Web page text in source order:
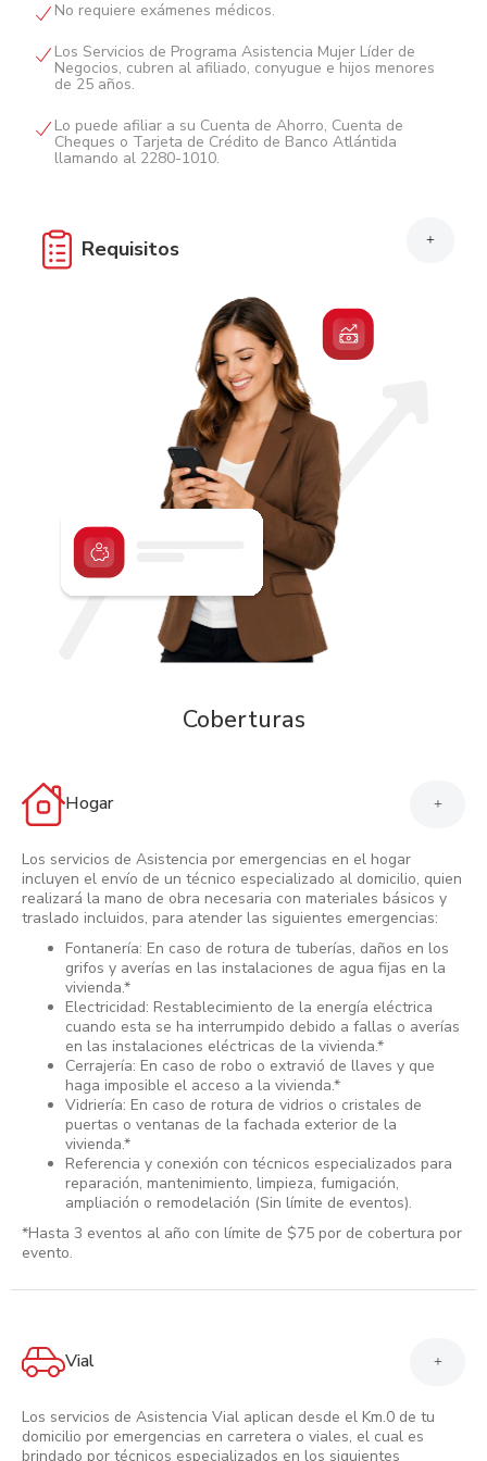
No requiere exámenes médicos.
Los Servicios de Programa Asistencia Mujer Líder de
Negocios, cubren al afiliado, conyugue e hijos menores
de 25 años.
Lo puede afiliar a su Cuenta de Ahorro, Cuenta de
Cheques o Tarjeta de Crédito de Banco Atlántida
llamando al 2280-1010.
Requisitos +
Hondureños: Originales y fotocopias del Documento
Nacional de Identificación (DNI).
Extranjeros: Originales y fotocopias de carnet de
residencia o pasaporte.
Con débito automático de una Cuenta de Ahorro,
cheques o Tarjeta de Crédito Activa.
Coberturas
Hogar +
Los servicios de Asistencia por emergencias en el hogar
incluyen el envío de un técnico especializado al domicilio, quien
realizará la mano de obra necesaria con materiales básicos y
traslado incluidos, para atender las siguientes emergencias:
Fontanería: En caso de rotura de tuberías, daños en los
grifos y averías en las instalaciones de agua fijas en la
vivienda.*
Electricidad: Restablecimiento de la energía eléctrica
cuando esta se ha interrumpido debido a fallas o averías
en las instalaciones eléctricas de la vivienda.*
Cerrajería: En caso de robo o extravió de llaves y que
haga imposible el acceso a la vivienda.*
Vidriería: En caso de rotura de vidrios o cristales de
puertas o ventanas de la fachada exterior de la
vivienda.*
Referencia y conexión con técnicos especializados para
reparación, mantenimiento, limpieza, fumigación,
ampliación o remodelación (Sin límite de eventos).
*Hasta 3 eventos al año con límite de $75 por de cobertura por
evento.
Vial +
Los servicios de Asistencia Vial aplican desde el Km.0 de tu
domicilio por emergencias en carretera o viales, el cual es
brindado por técnicos especializados en los siguientes